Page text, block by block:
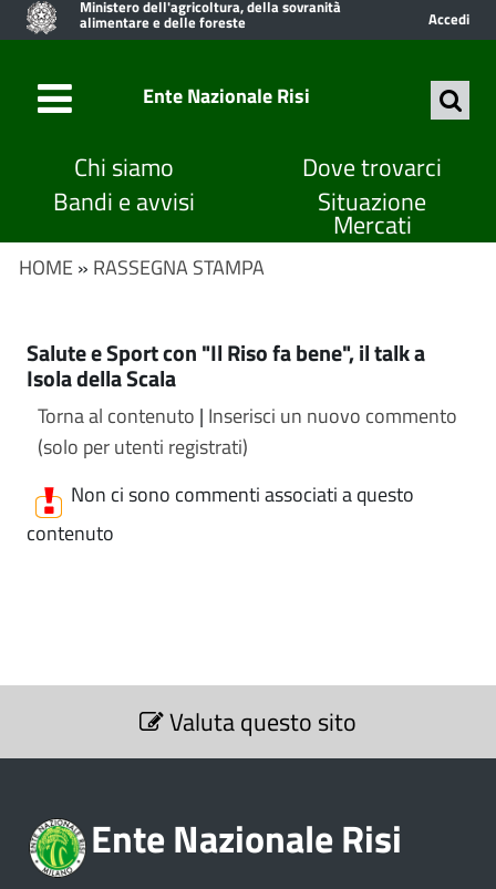
Ministero dell'agricoltura, della sovranità
alimentare e delle foreste Accedi
Ente Nazionale Risi
Chi siamo
Dove trovarci
Bandi e avvisi
Situazione
Mercati
HOME » RASSEGNA STAMPA
Salute e Sport con "Il Riso fa bene", il talk a
Isola della Scala
Torna al contenuto | Inserisci un nuovo commento
(solo per utenti registrati)
Non ci sono commenti associati a questo
contenuto
S
z
Valuta questo sito
Ente Nazionale Risi